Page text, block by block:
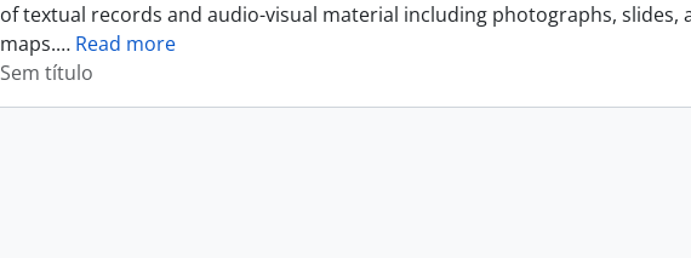
of textual records and audio-visual material including photographs, slides,
maps.… Read more
Sem título